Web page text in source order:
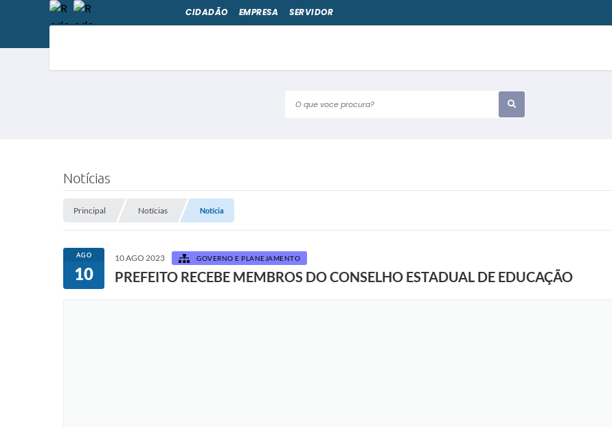
O que voce procura?
CIDADÃO EMPRESA SERVIDOR
Notícias
Principal Notícias Notícia
AGO
10
10 AGO 2023 GOVERNO E PLANEJAMENTO
PREFEITO RECEBE MEMBROS DO CONSELHO ESTADUAL DE EDUCAÇÃO